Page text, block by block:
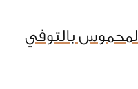
بالتوفي